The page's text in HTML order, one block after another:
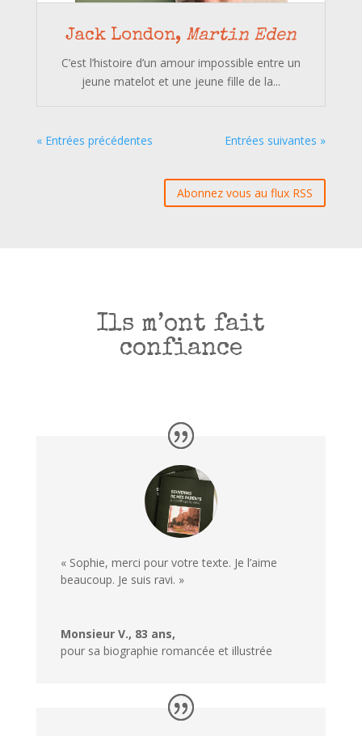
Jack London, Martin Eden
C’est l’histoire d’un amour impossible entre un
jeune matelot et une jeune fille de la...
« Entrées précédentes Entrées suivantes »
Abonnez vous au flux RSS
Ils m’ont fait
confiance
« Sophie, merci pour votre texte. Je l’aime
beaucoup. Je suis ravi. »
Monsieur V., 83 ans,
pour sa biographie romancée et illustrée